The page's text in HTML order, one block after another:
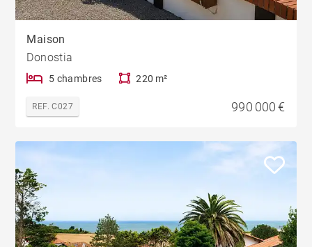
Maison
Donostia
5 chambres 220 m²
REF. C027 990 000 €